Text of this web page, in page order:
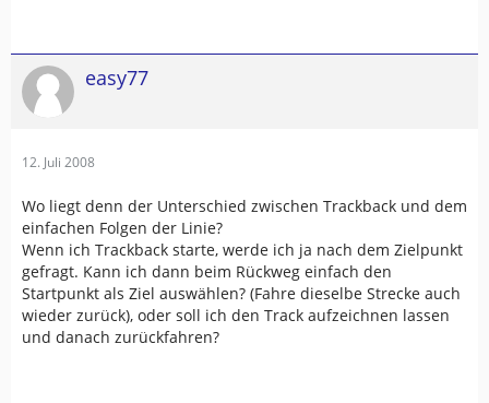
easy77
12. Juli 2008
Wo liegt denn der Unterschied zwischen Trackback und dem
einfachen Folgen der Linie?
Wenn ich Trackback starte, werde ich ja nach dem Zielpunkt
gefragt. Kann ich dann beim Rückweg einfach den
Startpunkt als Ziel auswählen? (Fahre dieselbe Strecke auch
wieder zurück), oder soll ich den Track aufzeichnen lassen
und danach zurückfahren?